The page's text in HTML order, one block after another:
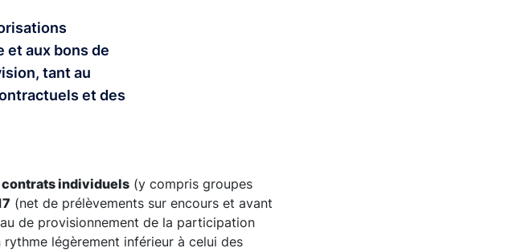
et aux bons de
tant au
et des
contrats individuels (y compris groupes
(net de prélèvements sur encours et avant
de provisionnement de la participation
rythme légèrement inférieur à celui des